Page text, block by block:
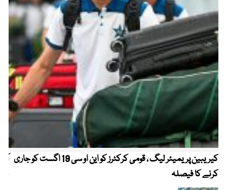
کیریبین پریمیئر لیگ ، قومی کرکٹرز کو این او سی 19 اگست کو جاری
کرنے کا فیصلہ